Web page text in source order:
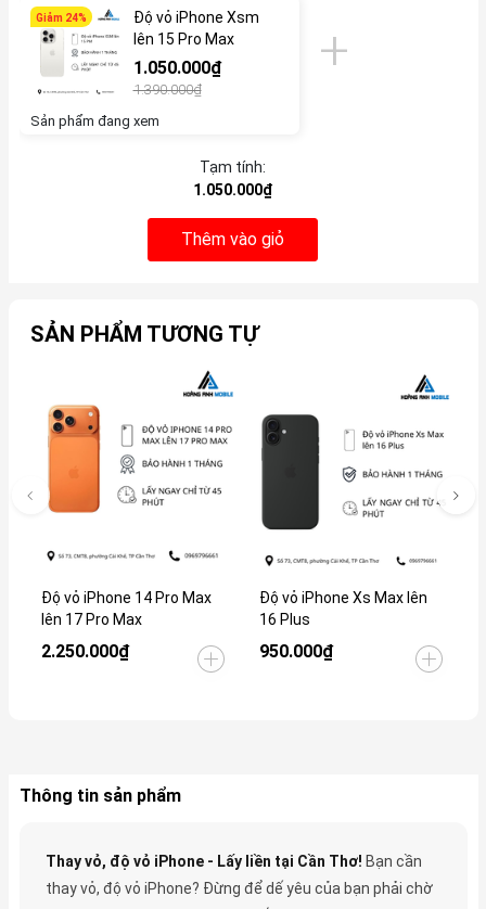
Giảm 24%
Độ vỏ iPhone Xsm
lên 15 Pro Max
1.050.000₫
1.390.000₫
Sản phẩm đang xem
Tạm tính:
1.050.000₫
Thêm vào giỏ
SẢN PHẨM TƯƠNG TỰ
Độ vỏ iPhone 14 Pro Max
lên 17 Pro Max
2.250.000₫
Độ vỏ iPhone Xs Max lên
16 Plus
950.000₫
Thông tin sản phẩm
Thay vỏ, độ vỏ iPhone - Lấy liền tại Cần Thơ! Bạn cần
thay vỏ, độ vỏ iPhone? Đừng để dế yêu của bạn phải chờ